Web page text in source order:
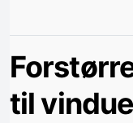
til vindue